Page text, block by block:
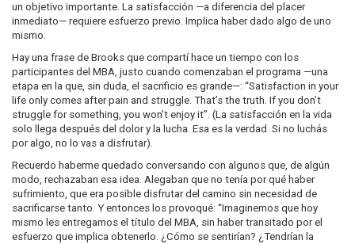
un objetivo importante. La satisfacción —a diferencia del placer
inmediato— requiere esfuerzo previo. Implica haber dado algo de uno
mismo.
Hay una frase de Brooks que compartí hace un tiempo con los
participantes del MBA, justo cuando comenzaban el programa —una
etapa en la que, sin duda, el sacrificio es grande—: “Satisfaction in your
life only comes after pain and struggle. That’s the truth. If you don’t
struggle for something, you won’t enjoy it”. (La satisfacción en la vida
solo llega después del dolor y la lucha. Esa es la verdad. Si no luchás
por algo, no lo vas a disfrutar).
Recuerdo haberme quedado conversando con algunos que, de algún
modo, rechazaban esa idea. Alegaban que no tenía por qué haber
sufrimiento, que era posible disfrutar del camino sin necesidad de
sacrificarse tanto. Y entonces los provoqué: “Imaginemos que hoy
mismo les entregamos el título del MBA, sin haber transitado por el
esfuerzo que implica obtenerlo. ¿Cómo se sentirían? ¿Tendrían la